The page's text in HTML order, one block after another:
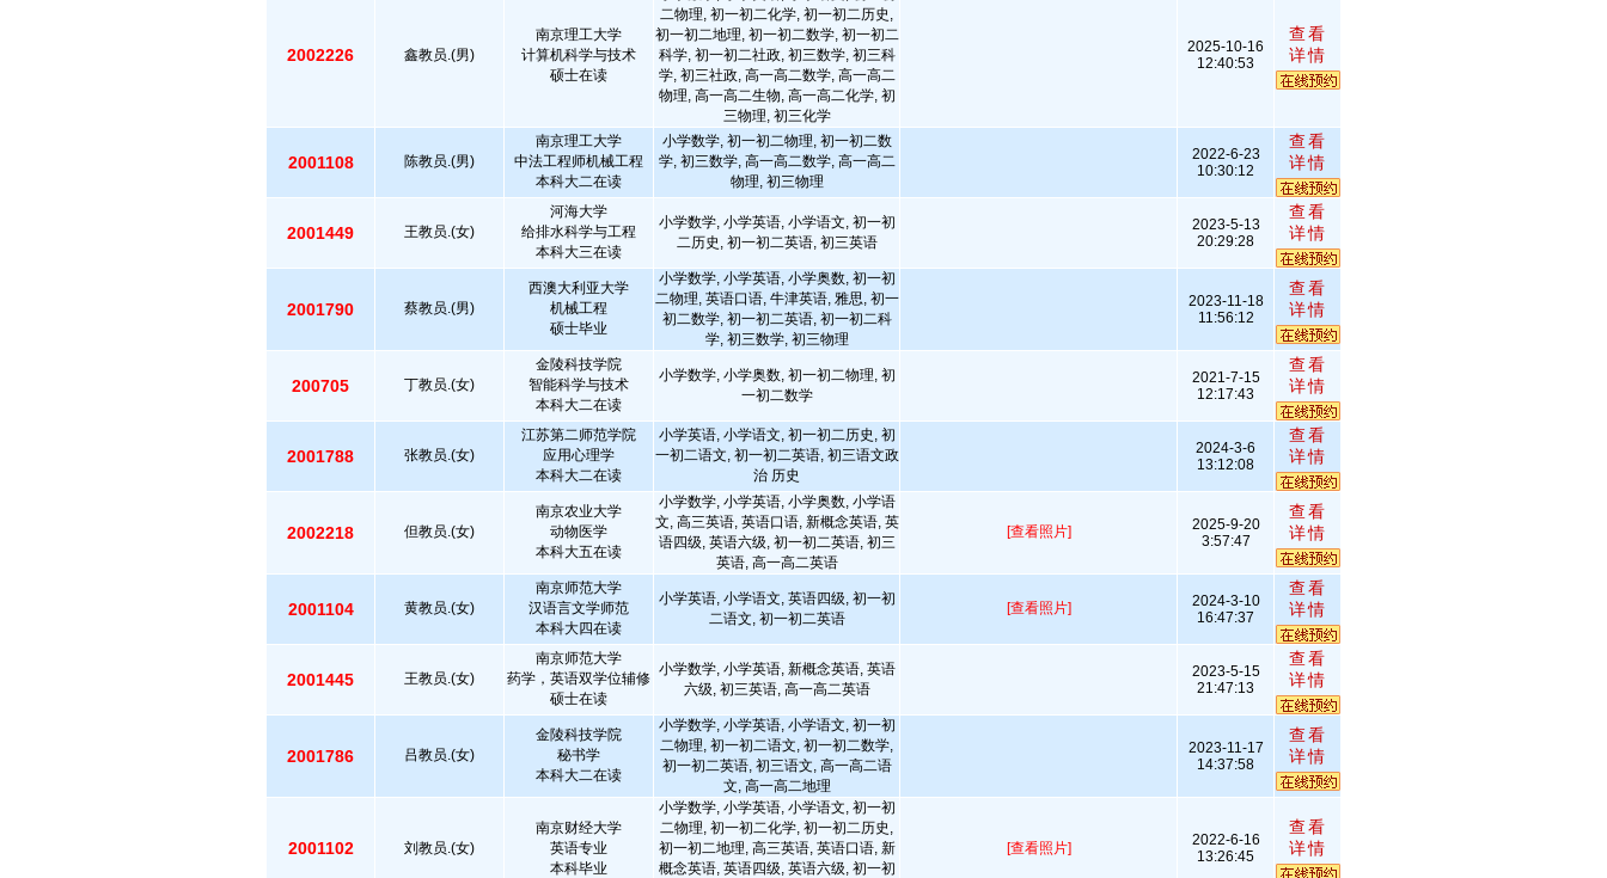
2002226 鑫教员.(男)
南京理工大学
计算机科学与技术
硕士在读
二物理, 初一初二化学, 初一初二历史,
初一初二地理, 初一初二数学, 初一初二
科学, 初一初二社政, 初三数学, 初三科
学, 初三社政, 高一高二数学, 高一高二
物理, 高一高二生物, 高一高二化学, 初
三物理, 初三化学
2025-10-16
12:40:53
查看
详情
2001108 陈教员.(男)
南京理工大学
中法工程师机械工程
本科大二在读
小学数学, 初一初二物理, 初一初二数
学, 初三数学, 高一高二数学, 高一高二
物理, 初三物理
2022-6-23
10:30:12
查看
详情
2001449 王教员.(女)
河海大学
给排水科学与工程
本科大三在读
小学数学, 小学英语, 小学语文, 初一初
二历史, 初一初二英语, 初三英语
2023-5-13
20:29:28
查看
详情
2001790 蔡教员.(男)
西澳大利亚大学
机械工程
硕士毕业
小学数学, 小学英语, 小学奥数, 初一初
二物理, 英语口语, 牛津英语, 雅思, 初一
初二数学, 初一初二英语, 初一初二科
学, 初三数学, 初三物理
2023-11-18
11:56:12
查看
详情
200705 丁教员.(女)
金陵科技学院
智能科学与技术
本科大二在读
小学数学, 小学奥数, 初一初二物理, 初
一初二数学
2021-7-15
12:17:43
查看
详情
2001788 张教员.(女)
江苏第二师范学院
应用心理学
本科大二在读
小学英语, 小学语文, 初一初二历史, 初
一初二语文, 初一初二英语, 初三语文政
治 历史
2024-3-6
13:12:08
查看
详情
2002218 但教员.(女)
南京农业大学
动物医学
本科大五在读
小学数学, 小学英语, 小学奥数, 小学语
文, 高三英语, 英语口语, 新概念英语, 英
语四级, 英语六级, 初一初二英语, 初三
英语, 高一高二英语
[查看照片]
2025-9-20
3:57:47
查看
详情
2001104 黄教员.(女)
南京师范大学
汉语言文学师范
本科大四在读
小学英语, 小学语文, 英语四级, 初一初
二语文, 初一初二英语
[查看照片]
2024-3-10
16:47:37
查看
详情
2001445 王教员.(女)
南京师范大学
药学，英语双学位辅修
硕士在读
小学数学, 小学英语, 新概念英语, 英语
六级, 初三英语, 高一高二英语
2023-5-15
21:47:13
查看
详情
2001786 吕教员.(女)
金陵科技学院
秘书学
本科大二在读
小学数学, 小学英语, 小学语文, 初一初
二物理, 初一初二语文, 初一初二数学,
初一初二英语, 初三语文, 高一高二语
文, 高一高二地理
2023-11-17
14:37:58
查看
详情
2001102 刘教员.(女)
南京财经大学
英语专业
本科毕业
小学数学, 小学英语, 小学语文, 初一初
二物理, 初一初二化学, 初一初二历史,
初一初二地理, 高三英语, 英语口语, 新
概念英语, 英语四级, 英语六级, 初一初
[查看照片]
2022-6-16
13:26:45
查看
详情